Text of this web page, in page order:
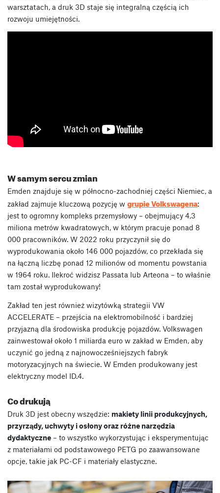
warsztatach, a druk 3D staje się integralną częścią ich
rozwoju umiejętności.
W samym sercu zmian
Emden znajduje się w północno-zachodniej części Niemiec, a
zakład zajmuje kluczową pozycję w grupie Volkswagena:
jest to ogromny kompleks przemysłowy – obejmujący 4,3
miliona metrów kwadratowych, w którym pracuje ponad 8
000 pracowników. W 2022 roku przyczynił się do
wyprodukowania około 146 000 pojazdów, co przekłada się
na łączną liczbę ponad 12 milionów od momentu powstania
w 1964 roku. Ilekroć widzisz Passata lub Arteona – to właśnie
tam został wyprodukowany!
Zakład ten jest również wizytówką strategii VW
ACCELERATE – przejścia na elektromobilność i bardziej
przyjazną dla środowiska produkcję pojazdów. Volkswagen
zainwestował około 1 miliarda euro w zakład w Emden, aby
uczynić go jedną z najnowocześniejszych fabryk
motoryzacyjnych na świecie. W Emden produkowany jest
elektryczny model ID.4.
Co drukują
Druk 3D jest obecny wszędzie: makiety linii produkcyjnych,
przyrządy, uchwyty i osłony oraz różne narzędzia
dydaktyczne – to wszystko wykorzystując i eksperymentując
z materiałami od podstawowego PETG po zaawansowane
opcje, takie jak PC-CF i materiały elastyczne.